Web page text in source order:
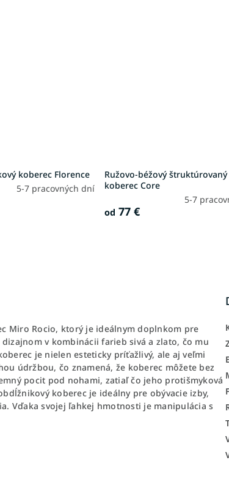
koberec Florence
5-7 pracovných dní
Ružovo-béžový štruktúrovaný
koberec Core
5-7
od 77 €
Miro Rocio, ktorý je ideálnym doplnkom pre
v kombinácii farieb sivá a zlato, čo mu
je nielen esteticky príťažlivý, ale aj veľmi
údržbou, čo znamená, že koberec môžete bez
pocit pod nohami, zatiaľ čo jeho protišmyková
koberec je ideálny pre obývacie izby,
Vďaka svojej ľahkej hmotnosti je manipulácia s